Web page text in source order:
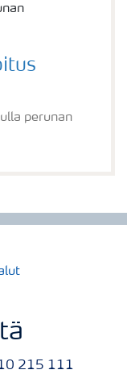
perunan
215 111